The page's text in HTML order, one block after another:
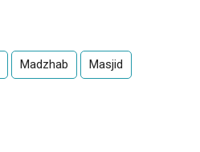
Madzhab Masjid